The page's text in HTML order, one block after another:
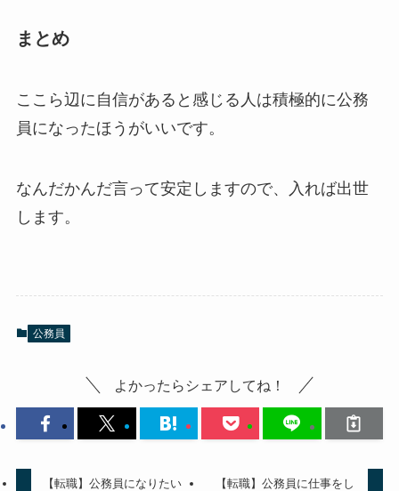
まとめ
ここら辺に自信があると感じる人は積極的に公務
員になったほうがいいです。
なんだかんだ言って安定しますので、入れば出世
します。
公務員
よかったらシェアしてね！
【転職】公務員になりたい
【転職】公務員に仕事をし